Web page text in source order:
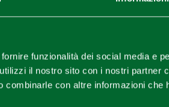
funzionalità dei social media e
il nostro sito con i nostri partner
con altre informazioni che